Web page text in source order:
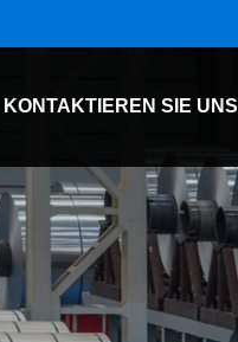
KONTAKTIEREN SIE UNS